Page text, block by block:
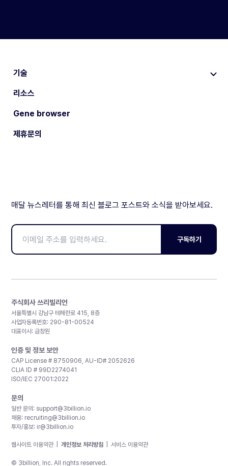
기술
리소스
Gene browser
제휴문의
매달 뉴스레터를 통해 최신 블로그 포스트와 소식을 받아보세요.
구독하기
주식회사 쓰리빌리언
서울특별시 강남구 테헤란로 415, 8층
사업자등록번호: 290-81-00524
대표이사: 금창원
인증 및 정보 보안
CAP License # 8750906, AU-ID# 2052626
CLIA ID # 99D2274041
ISO/IEC 27001:2022
문의
일반 문의: support@3billion.io
채용: recruiting@3billion.io
투자/홍보: ir@3billion.io
웹사이트 이용약관 개인정보 처리방침 서비스 이용약관
© 3billion, Inc. All rights reserved.